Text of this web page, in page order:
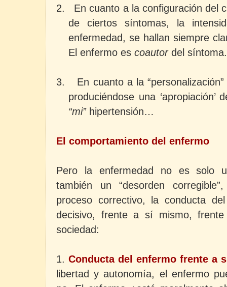
2.
En cuanto a la configuración del
de ciertos síntomas, la
enfermedad, se hallan siempre
El enfermo es coautordel síntoma.
3.
En cuanto a la
produciéndose una ‘apropiación’
“mi” hipertensión…
El comportamiento del enfermo
Pero la enfermedad no es solo
también un “desorden
proceso correctivo, la conducta
decisivo, frente a sí mismo,
sociedad:
1. Conducta del enfermo frente a
libertad y autonomía, el enfermo